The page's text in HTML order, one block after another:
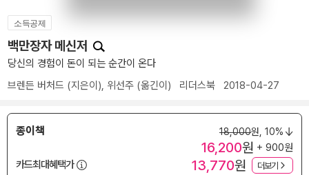
소득공제
백만장자 메신저
당신의 경험이 돈이 되는 순간이 온다
브렌든 버처드 (지은이), 위선주 (옮긴이) 리더스북 2018-04-27
종이책 18,000원, 10%
16,200원 + 900원
카드최대혜택가
13,770원 더보기